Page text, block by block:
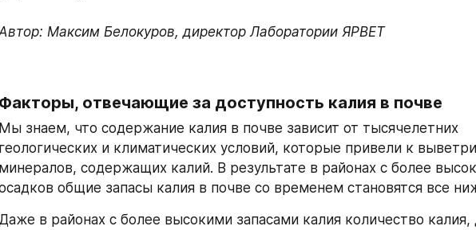
Максим Белокуров, директор Лаборатории ЯРВЕТ
Факторы, отвечающие за доступность калия в почве
Мы знаем, что содержание калия в почве зависит от тысячелетних
геологических и климатических условий, которые привели к
минералов, содержащих калий. В результате в районах с более
общие запасы калия в почве со временем становятся все
в районах с более высокими запасами калия количество калия,